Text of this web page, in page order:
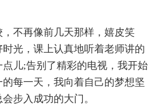
不再像前几天那样，嬉皮笑
光，课上认真地听着老师讲的
儿;告别了精彩的电视，我开始
每一天，我向着自己的梦想坚
步入成功的大门。